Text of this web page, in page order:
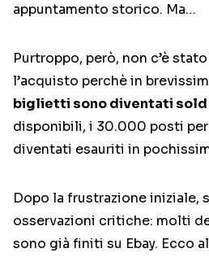
appuntamento storico. Ma…
Purtroppo, però, non c’è
l’acquisto perchè in
biglietti sono diventati sold
disponibili, i 30.000 posti
diventati esauriti in
Dopo la frustrazione iniziale,
osservazioni critiche: molti
sono già finiti su Ebay. Ecco